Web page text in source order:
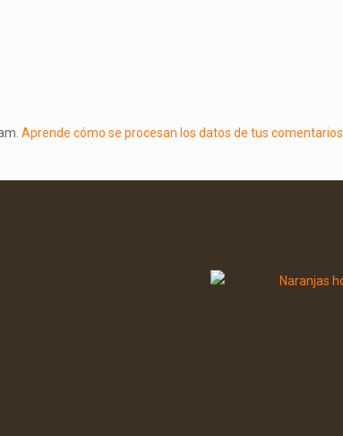
Aprende cómo se procesan los datos de tus comentarios.